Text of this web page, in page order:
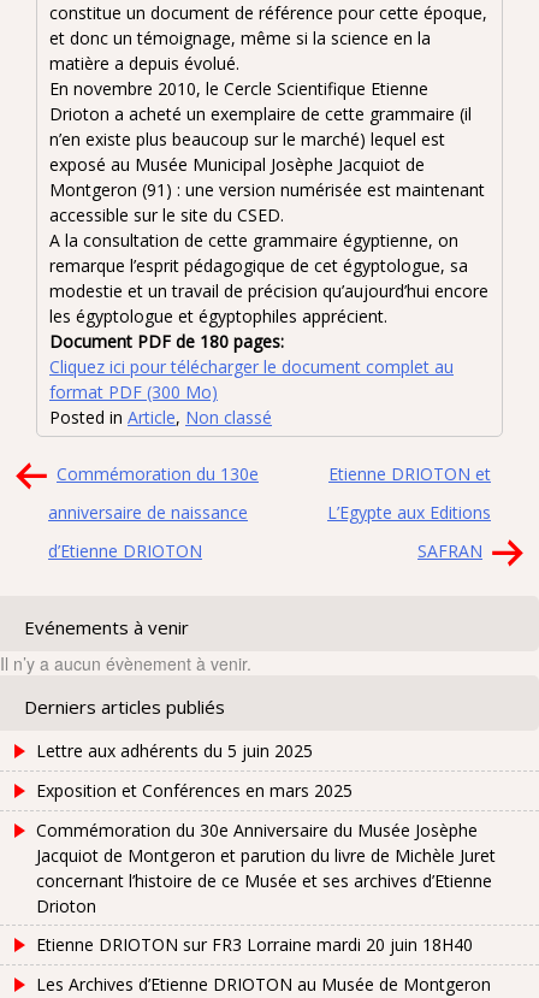
constitue un document de référence pour cette époque,
et donc un témoignage, même si la science en la
matière a depuis évolué.
En novembre 2010, le Cercle Scientifique Etienne
Drioton a acheté un exemplaire de cette grammaire (il
n’en existe plus beaucoup sur le marché) lequel est
exposé au Musée Municipal Josèphe Jacquiot de
Montgeron (91) : une version numérisée est maintenant
accessible sur le site du CSED.
A la consultation de cette grammaire égyptienne, on
remarque l’esprit pédagogique de cet égyptologue, sa
modestie et un travail de précision qu’aujourd’hui encore
les égyptologue et égyptophiles apprécient.
Document PDF de 180 pages:
Cliquez ici pour télécharger le document complet au
format PDF (300 Mo)
Posted in Article, Non classé
Navigation
de
l’article
Commémoration du 130e
anniversaire de naissance
d’Etienne DRIOTON
Etienne DRIOTON et
L’Egypte aux Editions
SAFRAN
Evénements à venir
Il n’y a aucun évènement à venir.
Derniers articles publiés
Lettre aux adhérents du 5 juin 2025
Exposition et Conférences en mars 2025
Commémoration du 30e Anniversaire du Musée Josèphe
Jacquiot de Montgeron et parution du livre de Michèle Juret
concernant l’histoire de ce Musée et ses archives d’Etienne
Drioton
Etienne DRIOTON sur FR3 Lorraine mardi 20 juin 18H40
Les Archives d’Etienne DRIOTON au Musée de Montgeron